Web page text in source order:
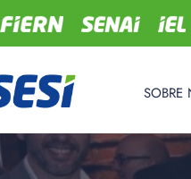
SOBRE